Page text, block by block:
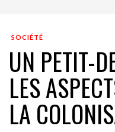
SOCIÉTÉ
UN PETIT-
LES
LA